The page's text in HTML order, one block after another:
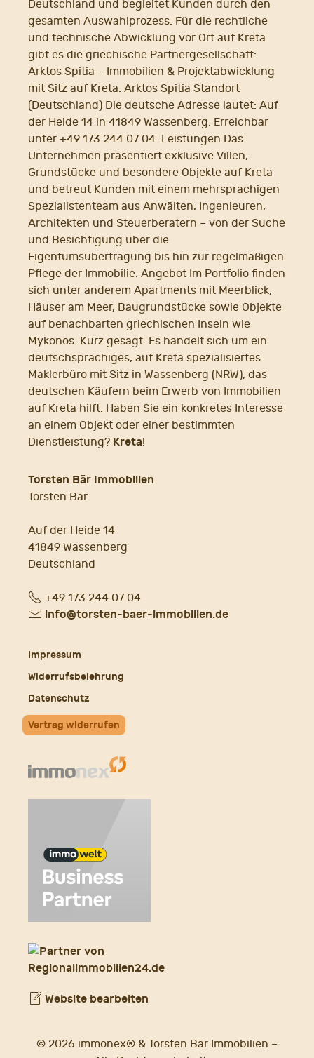
Deutschland und begleitet Kunden durch den
gesamten Auswahlprozess. Für die rechtliche
und technische Abwicklung vor Ort auf Kreta
gibt es die griechische Partnergesellschaft:
Arktos Spitia – Immobilien & Projektabwicklung
mit Sitz auf Kreta. Arktos Spitia Standort
(Deutschland) Die deutsche Adresse lautet: Auf
der Heide 14 in 41849 Wassenberg. Erreichbar
unter +49 173 244 07 04. Leistungen Das
Unternehmen präsentiert exklusive Villen,
Grundstücke und besondere Objekte auf Kreta
und betreut Kunden mit einem mehrsprachigen
Spezialistenteam aus Anwälten, Ingenieuren,
Architekten und Steuerberatern – von der Suche
und Besichtigung über die
Eigentumsübertragung bis hin zur regelmäßigen
Pflege der Immobilie. Angebot Im Portfolio finden
sich unter anderem Apartments mit Meerblick,
Häuser am Meer, Baugrundstücke sowie Objekte
auf benachbarten griechischen Inseln wie
Mykonos. Kurz gesagt: Es handelt sich um ein
deutschsprachiges, auf Kreta spezialisiertes
Maklerbüro mit Sitz in Wassenberg (NRW), das
deutschen Käufern beim Erwerb von Immobilien
auf Kreta hilft. Haben Sie ein konkretes Interesse
an einem Objekt oder einer bestimmten
Dienstleistung? Kreta!
Torsten Bär Immobilien
Torsten Bär
Auf der Heide 14
41849 Wassenberg
Deutschland
Fon+49 173 244 07 04
E- info@torsten-baer-immobilien.de
Impressum
Widerrufsbelehrung
Datenschutz
Vertrag widerrufen
Website bearbeiten
© 2026 immonex® & Torsten Bär Immobilien –